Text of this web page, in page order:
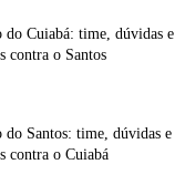
do Cuiabá: time, dúvidas e
contra o Santos
do Santos: time, dúvidas e
contra o Cuiabá